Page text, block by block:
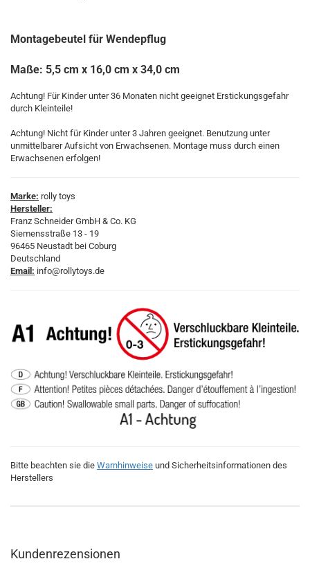
Montagebeutel für Wendepflug
Maße: 5,5 cm x 16,0 cm x 34,0 cm
Achtung! Für Kinder unter 36 Monaten nicht geeignet Erstickungsgefahr
durch Kleinteile!
Achtung! Nicht für Kinder unter 3 Jahren geeignet. Benutzung unter
unmittelbarer Aufsicht von Erwachsenen. Montage muss durch einen
Erwachsenen erfolgen!
Marke: rolly toys
Hersteller:
Franz Schneider GmbH & Co. KG
Siemensstraße 13 - 19
96465 Neustadt bei Coburg
Deutschland
Email: info@rollytoys.de
Bitte beachten sie die Warnhinweise und Sicherheitsinformationen des
Herstellers
Kundenrezensionen